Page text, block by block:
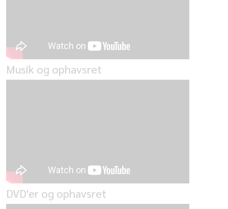
Musik og ophavsret
DVD'er og ophavsret